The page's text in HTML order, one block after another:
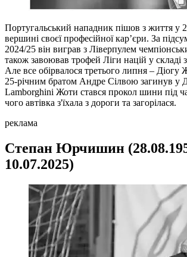
Португальський нападник пішов з життя у
вершині своєї професійної кар’єри. За
2024/25 він виграв з Ліверпулем
також завоював трофей Ліги націй у складі
Але все обірвалося третього липня – Діогу
25-річним братом Андре Сілвою загинув у
Lamborghini Жоти стався прокол шини під
чого автівка з'їхала з дороги та загорілася.
реклама
Степан Юрчишин
10.07.2025)